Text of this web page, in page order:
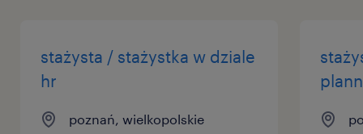
stażysta / stażystka w dziale
hr
poznań, wielkopolskie